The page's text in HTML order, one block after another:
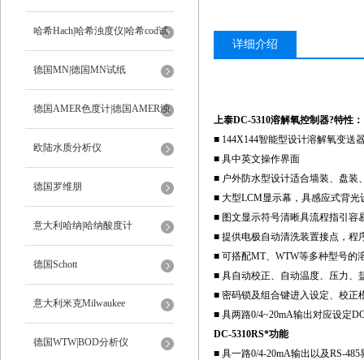
ph计
哈希Hach|哈希浊度仪|哈希cod试
剂
德国MN|德国MN试纸
德国AMER色度计|德国AMER浊
度计
欧陆水质分析仪
德国罗维朋
意大利哈纳|哈纳酸度计
德国Schott
意大利米克Milwaukee
德国WTW|BOD分析仪
详细介绍
上泰DC-5310溶解氧控制器?特性：
■ 144X144智能型设计溶解氧变送
■ 具中英文操作界面
■ 户外防水型设计适合墙装、盘装
■ 大型LCM显示幕，具感应式背光
■ 图文显示符号清晰具流程指引容
■ 提供电极自动清洗装置接点
■ 可搭配MT、WTW等多种型号的
■ 具自动校正、自动温度、压力、
■ 密码锁及组合键进入设定、校正
■ 具两路0/4~20mA输出对应设定
DC-5310RS*功能
■ 具一路0/4-20mA输出以及RS-485